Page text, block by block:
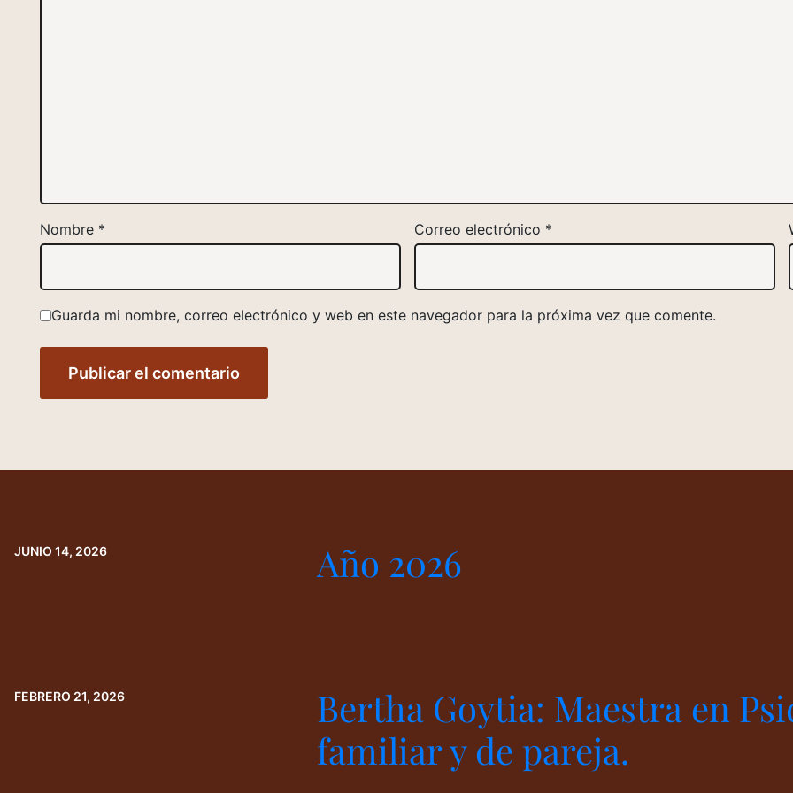
Nombre * Correo electrónico *
Guarda mi nombre, correo electrónico y web en este navegador para la próxima vez que comente.
JUNIO 14, 2026 Año 2026
FEBRERO 21, 2026
Bertha Goytia: Maestra en
familiar y de pareja.